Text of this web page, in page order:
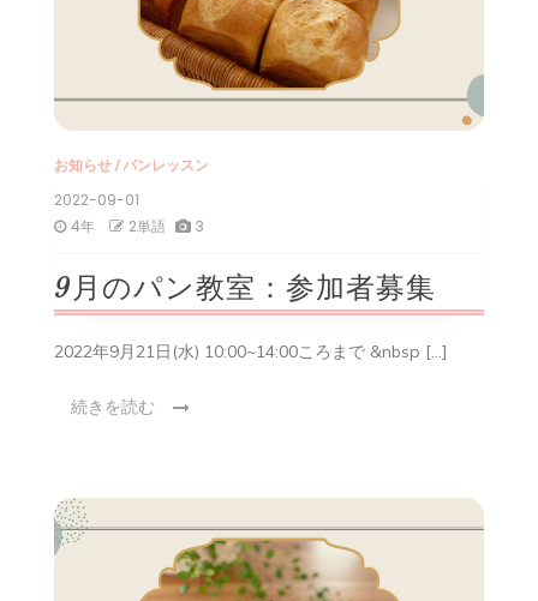
お知らせ/パンレッスン
2022-09-01
4年
2単語 3
9月のパン教室：参加者募集
2022年9月21日(水) 10:00~14:00ころまで &nbsp […]
続きを読む